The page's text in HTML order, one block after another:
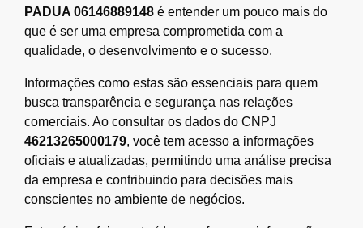
PADUA 06146889148 é entender um pouco mais do
que é ser uma empresa comprometida com a
qualidade, o desenvolvimento e o sucesso.
Informações como estas são essenciais para quem
busca transparência e segurança nas relações
comerciais. Ao consultar os dados do CNPJ
46213265000179, você tem acesso a informações
oficiais e atualizadas, permitindo uma análise precisa
da empresa e contribuindo para decisões mais
conscientes no ambiente de negócios.